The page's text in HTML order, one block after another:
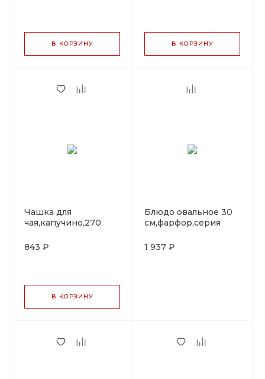
В КОРЗИНУ В КОРЗИНУ
Чашка для
чая,капучино,270
"Oliva", By Bone
843 ₽
В КОРЗИНУ
Блюдо овальное 30
cм,фарфор,серия
1 937 ₽